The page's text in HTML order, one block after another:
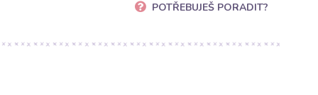
POTŘEBUJEŠ PORADIT?